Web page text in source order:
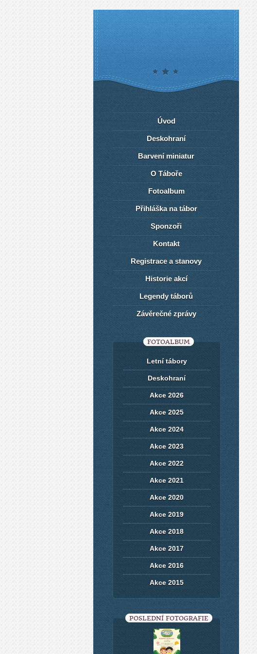
Úvod
Deskohraní
Barvení miniatur
O Táboře
Fotoalbum
Přihláška na tábor
Sponzoři
Kontakt
Registrace a stanovy
Historie akcí
Legendy táborů
Závěrečné zprávy
FOTOALBUM
Letní tábory
Deskohraní
Akce 2026
Akce 2025
Akce 2024
Akce 2023
Akce 2022
Akce 2021
Akce 2020
Akce 2019
Akce 2018
Akce 2017
Akce 2016
Akce 2015
POSLEDNÍ FOTOGRAFIE